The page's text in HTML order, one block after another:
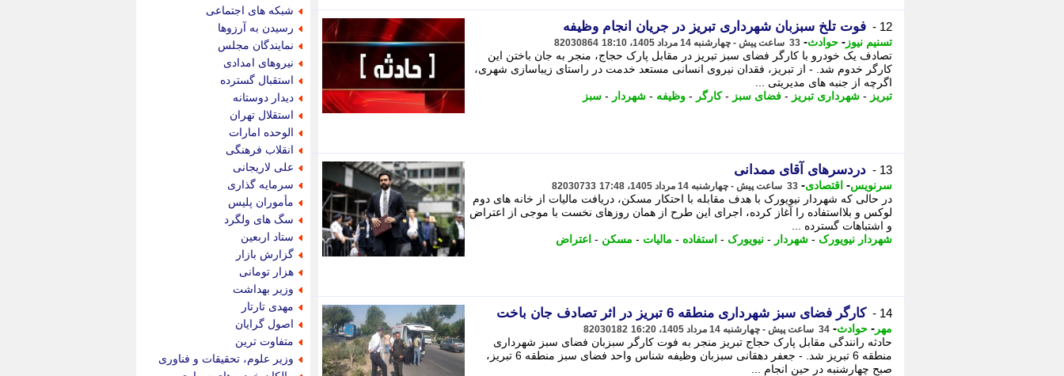
12 - فوت تلخ سبزبان شهرداری تبریز در جریان انجام وظیفه
تسنیم نیوز - حوادث- 33 ساعت پیش - چهارشنبه 14 مرداد 1405، 18:10 82030864
تصادف یک خودرو با کارگر فضای سبز تبریز در مقابل پارک حجاج، منجر به جان باختن این
کارگر خدوم شد. - از تبریز، فقدان نیروی انسانی مستعد خدمت در راستای زیباسازی شهری،
اگرچه از جنبه های مدیریتی ...
تبریز - شهرداری تبریز - فضای سبز -کارگر - وظیفه - شهردار - سبز
13 - دردسرهای آقای ممدانی
سرنویس- اقتصادی- 33 ساعت پیش - چهارشنبه 14 مرداد 1405، 17:48 82030733
در حالی که شهردار نیویورک با هدف مقابله با احتکار مسکن، دریافت مالیات از خانه های دوم
لوکس و بلااستفاده را آغاز کرده، اجرای این طرح از همان روزهای نخست با موجی از اعتراض
و اشتباهات گسترده ...
شهردار نیویورک - شهردار - نیویورک - استفاده - مالیات - مسکن - اعتراض
14 - کارگر فضای سبز شهرداری منطقه 6 تبریز در اثر تصادف جان باخت
مهر - حوادث- 34 ساعت پیش - چهارشنبه 14 مرداد 1405، 16:20 82030182
حادثه رانندگی مقابل پارک حجاج تبریز منجر به فوت کارگر سبزبان فضای سبز شهرداری
منطقه 6 تبریز شد. - جعفر دهقانی سبزبان وظیفه شناس واحد فضای سبز منطقه 6 تبریز،
صبح چهارشنبه در حین انجام ...
شبکه های اجتماعی
رسیدن به آرزوها
نمایندگان مجلس
نیروهای امدادی
استقبال گسترده
دیدار دوستانه
استقلال تهران
الوحده امارات
انقلاب فرهنگی
علی لاریجانی
سرمایه گذاری
مأموران پلیس
سگ های ولگرد
ستاد اربعین
گزارش بازار
هزار تومانی
وزیر بهداشت
مهدی تارتار
اصول گرایان
متفاوت ترین
وزیر علوم، تحقیقات و فناوری